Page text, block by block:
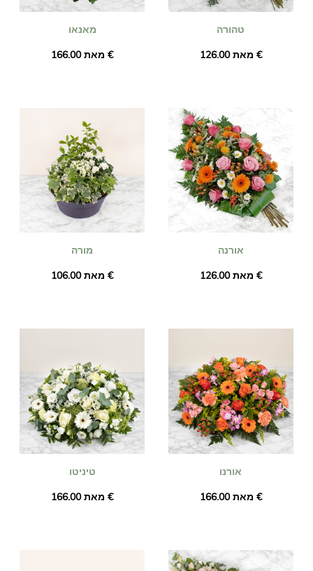
מאנאו
מאת ‏166.00 €
טהורה
מאת ‏126.00 €
מורה
מאת ‏106.00 €
אורנה
מאת ‏126.00 €
טיניטו
מאת ‏166.00 €
אורנו
מאת ‏166.00 €